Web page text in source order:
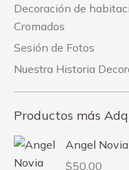
Decoración de
Cromados
Sesión de Fotos
Nuestra Historia
Productos más
Angel
$50.00